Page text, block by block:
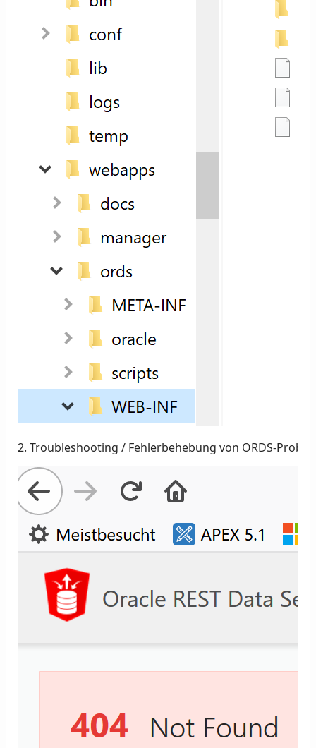
2. Troubleshooting / Fehlerbehebung von ORDS-